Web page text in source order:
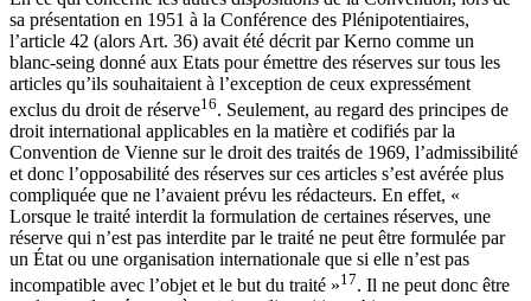
sa présentation en 1951 à la Conférence des Plénipotentiaires,
l’article 42 (alors Art. 36) avait été décrit par Kerno comme un
blanc-seing donné aux Etats pour émettre des réserves sur tous les
articles qu’ils souhaitaient à l’exception de ceux expressément
exclus du droit de réserve16. Seulement, au regard des principes de
droit international applicables en la matière et codifiés par la
Convention de Vienne sur le droit des traités de 1969, l’admissibilité
et donc l’opposabilité des réserves sur ces articles s’est avérée plus
compliquée que ne l’avaient prévu les rédacteurs. En effet, «
Lorsque le traité interdit la formulation de certaines réserves, une
réserve qui n’est pas interdite par le traité ne peut être formulée par
un État ou une organisation internationale que si elle n’est pas
incompatible avec l’objet et le but du traité »17. Il ne peut donc être